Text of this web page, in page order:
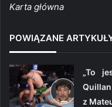
Karta główna
POWIĄZANE
„To
z